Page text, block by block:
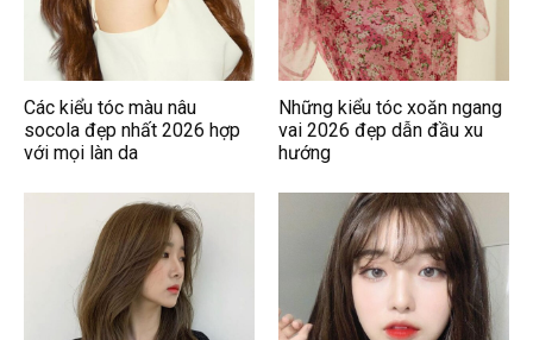
Các kiểu tóc màu nâu
socola đẹp nhất 2026 hợp
với mọi làn da
Những kiểu tóc xoăn ngang
vai 2026 đẹp dẫn đầu xu
hướng